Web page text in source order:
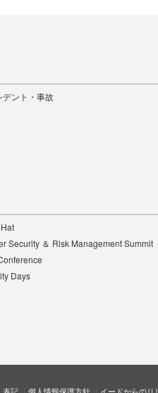
デント・事故
Security ＆ Risk Management Summit
Days